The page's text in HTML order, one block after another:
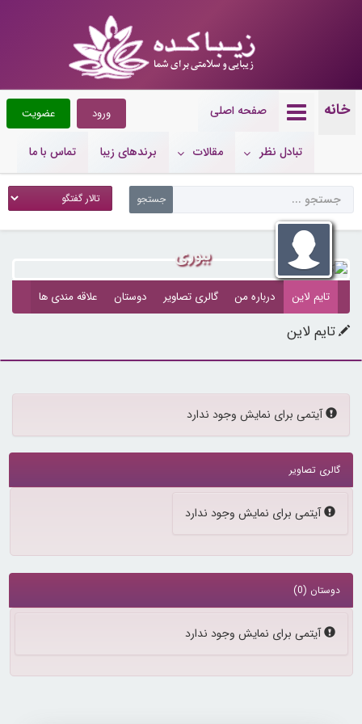
خانه عضویت ورود صفحه اصلی
تبادل نظر مقالات برندهای زیبا تماس با ما
ببوری
تایم لاین درباره من گالری تصاویر دوستان علاقه مندی ها
تایم لاین
پیام:
آیتمی برای نمایش وجود ندارد
گالری تصاویر
پیام:
آیتمی برای نمایش وجود ندارد
دوستان (0)
پیام:
آیتمی برای نمایش وجود ندارد